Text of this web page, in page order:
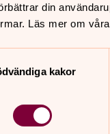
din
Läs mer om
kakor